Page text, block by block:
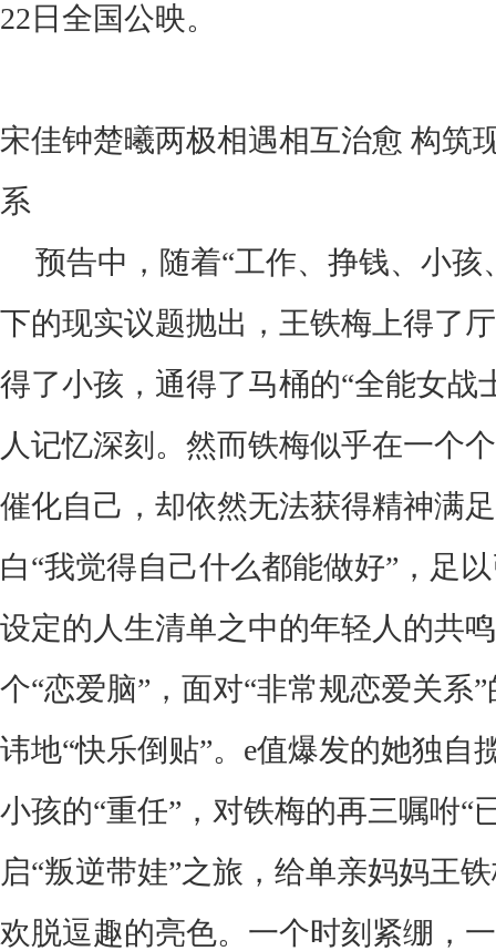
22日全国公映。
宋佳钟楚曦两极相遇相互治愈 构筑
系
预告中，随着“工作、挣钱、小孩
下的现实议题抛出，王铁梅上得了
得了小孩，通得了马桶的“全能女战
人记忆深刻。然而铁梅似乎在一个
催化自己，却依然无法获得精神满
白“我觉得自己什么都能做好”，足
设定的人生清单之中的年轻人的共
个“恋爱脑”，面对“非常规恋爱关系
讳地“快乐倒贴”。e值爆发的她独自
小孩的“重任”，对铁梅的再三嘱咐“
启“叛逆带娃”之旅，给单亲妈妈王
欢脱逗趣的亮色。一个时刻紧绷，